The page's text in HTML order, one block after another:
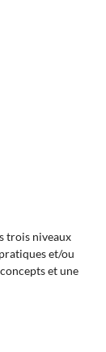
trois niveaux
et/ou
et une